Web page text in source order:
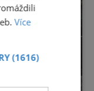
Více
(1616)